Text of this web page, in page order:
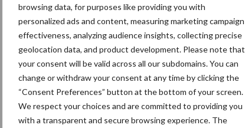
browsing data, for purposes like providing you with
personalized ads and content, measuring marketing campaign
effectiveness, analyzing audience insights, collecting precise
geolocation data, and product development. Please note that
your consent will be valid across all our subdomains. You can
change or withdraw your consent at any time by clicking the
“Consent Preferences” button at the bottom of your screen.
We respect your choices and are committed to providing you
with a transparent and secure browsing experience. The